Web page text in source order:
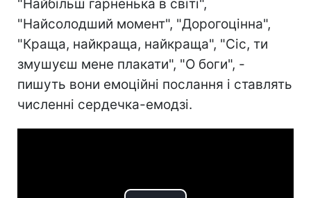
"Найбільш гарненька в світі",
"Найсолодший момент", "Дорогоцінна",
"Краща, найкраща, найкраща", "Сіс, ти
змушуєш мене плакати", "О боги", -
пишуть вони емоційні послання і ставлять
численні сердечка-емодзі.